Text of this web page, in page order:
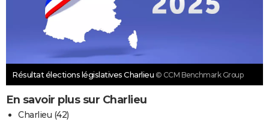
Résultat élections législatives Charlieu © CCM Benchmark Group
En savoir plus sur Charlieu
Charlieu (42)